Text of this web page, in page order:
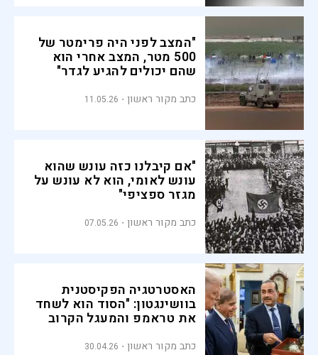
"המצב לפני היה פרימטר של
500 מטר, המצב אחרי הוא
שהם יכולים להגיע לגדר"
כתב מקור ראשון 11.05.26
"אם קיבלנו כזה עונש שהוא
עונש לאומי, הוא לא עונש על
מגזר ספציפי"
כתב מקור ראשון 07.05.26
האסטרטגיה הפקיסטנית
בוושינגטון: "הסוד הוא לשחד
את טראמפ והמעגל הקרוב
כתב מקור ראשון 30.04.26